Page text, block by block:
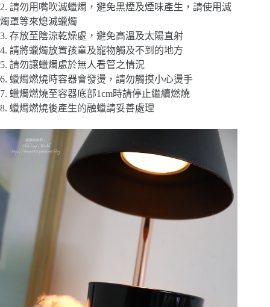
2. 請勿用嘴吹滅蠟燭，避免黑煙及煙味產生，請使用滅
燭罩等來熄滅蠟燭
3. 存放至陰涼乾燥處，避免高溫及太陽直射
4. 請將蠟燭放置孩童及寵物觸及不到的地方
5. 請勿讓蠟燭處於無人看管之情況
6. 蠟燭燃燒時容器會發燙，請勿觸摸小心燙手
7. 蠟燭燃燒至容器底部1cm時請停止繼續燃燒
8. 蠟燭燃燒後產生的融蠟請妥善處理